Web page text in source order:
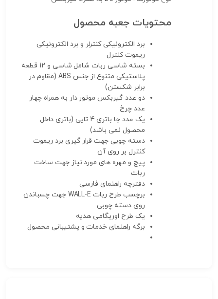
محتویات جعبه محصول
برد الکترونیکی کنترلر و برد الکترونیکی
ریموت کنترل
بسته شاسی ربات شامل شاسی و 12 قطعه
پلاستیکی متنوع از جنس ABS (مقاوم در
برابر شکستن)
دو عدد گیربکس موتور دار به همراه چهار
عدد چرخ
یک عدد جا باتری 4 تایی (باتری داخل
محصول نمی باشد)
دسته چوبی جهت قرار گیری برد ریموت
کنترل بر روی آن
پیچ و مهره های مورد نیاز جهت ساخت
ربات
دفترچه راهنمای فارسی
برچسب طرح ربات WALL-E جهت چسباندن
روی دسته چوبی
یک طرح اوریگامی هدیه
برگه راهنمای خدمات و پشتیبانی محصول